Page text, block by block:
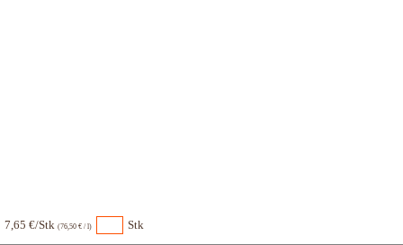
7,65 €/Stk (76,50 € / l) Stk